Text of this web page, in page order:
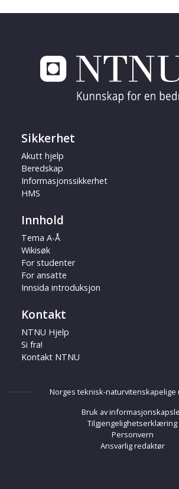
Sikkerhet
Akutt hjelp
Beredskap
Informasjonssikkerhet
HMS
Innhold
Tema A-Å
Wikisøk
For studenter
For ansatte
Innsida introduksjon
Kontakt
NTNU Hjelp
Si fra!
Kontakt NTNU
Norges teknisk-naturvitenskapelige
Bruk av
Tilgjengelighetserklæring
Personvern
Ansvarlig redaktør